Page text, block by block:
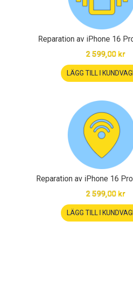
Reparation av iPhone 16
2 599,00 kr
LÄGG TILL I
Reparation av iPhone 16
2 599,00 kr
LÄGG TILL I